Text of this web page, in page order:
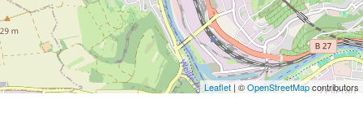
Leaflet | ©OpenStreetMapcontributors